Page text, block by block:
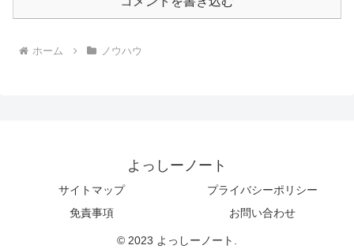
ホーム ノウハウ
よっしーノート
サイトマップ
プライバシーポリシー
免責事項
お問い合わせ
© 2023 よっしーノート.